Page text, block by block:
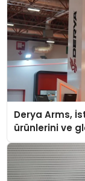
Derya Arms,
ürünlerini ve